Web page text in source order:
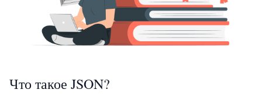
Что такое JSON?